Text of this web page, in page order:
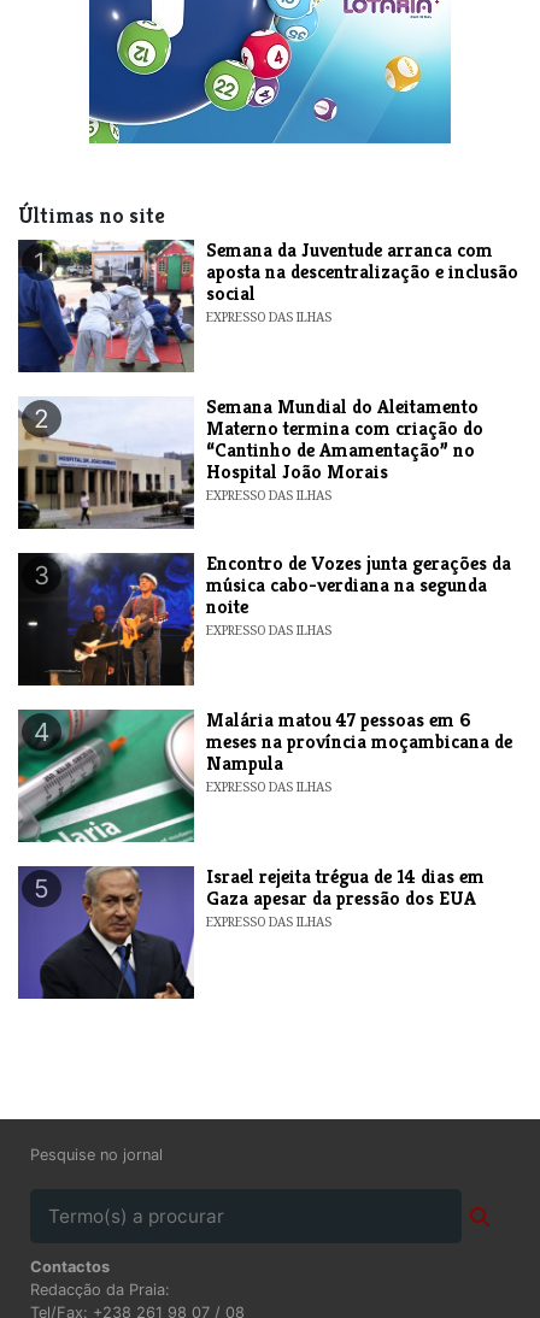
Últimas no site
1
Semana da Juventude arranca com
aposta na descentralização e inclusão
social
EXPRESSO DAS ILHAS
2
Semana Mundial do Aleitamento
Materno termina com criação do
“Cantinho de Amamentação” no
Hospital João Morais
EXPRESSO DAS ILHAS
3
Encontro de Vozes junta gerações da
música cabo-verdiana na segunda
noite
EXPRESSO DAS ILHAS
4
​Malária matou 47 pessoas em 6
meses na província moçambicana de
Nampula
EXPRESSO DAS ILHAS
5
​Israel rejeita trégua de 14 dias em
Gaza apesar da pressão dos EUA
EXPRESSO DAS ILHAS
Pesquise no jornal
Contactos
Redacção da Praia:
Tel/Fax: +238 261 98 07 / 08